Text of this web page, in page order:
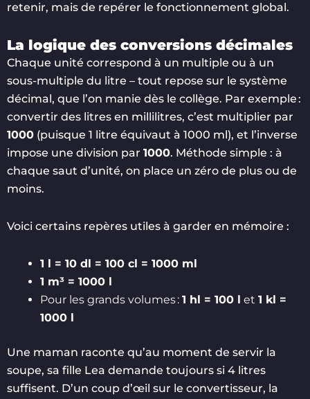
retenir, mais de repérer le fonctionnement global.
La logique des conversions décimales
Chaque unité correspond à un multiple ou à un
sous-multiple du litre – tout repose sur le système
décimal, que l’on manie dès le collège. Par exemple :
convertir des litres en millilitres, c’est multiplier par
1000 (puisque 1 litre équivaut à 1000 ml), et l’inverse
impose une division par 1000. Méthode simple : à
chaque saut d’unité, on place un zéro de plus ou de
moins.
Voici certains repères utiles à garder en mémoire :
1 l = 10 dl = 100 cl = 1000 ml
1 m³ = 1000 l
Pour les grands volumes : 1 hl = 100 l et 1 kl =
1000 l
Une maman raconte qu’au moment de servir la
soupe, sa fille Lea demande toujours si 4 litres
suffisent. D’un coup d’œil sur le convertisseur, la